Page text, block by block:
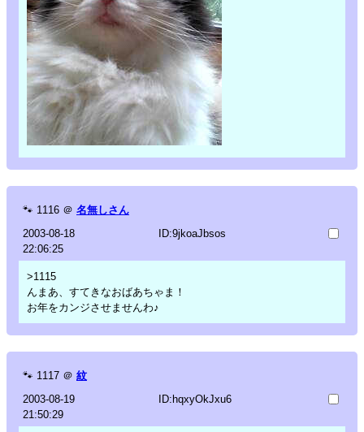
🐾 1116 ＠ 名無しさん
2003-08-18
22:06:25
ID:9jkoaJbsos
>1115
んまあ、すてきなおばあちゃま！
お年をカンジさせませんわ♪
🐾 1117 ＠ 紋
2003-08-19
21:50:29
ID:hqxyOkJxu6